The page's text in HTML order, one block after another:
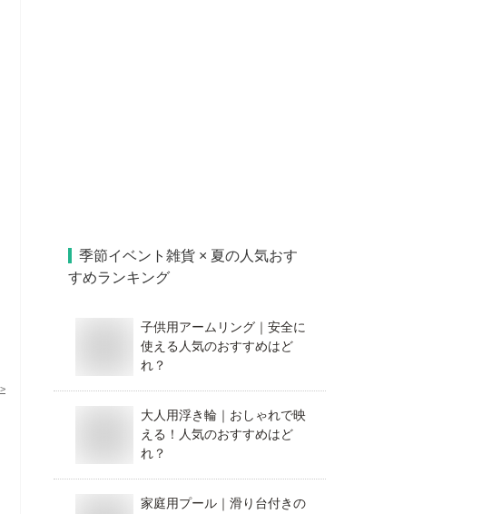
季節イベント雑貨 × 夏の人気おす
すめランキング
子供用アームリング｜安全に
使える人気のおすすめはど
れ？
大人用浮き輪｜おしゃれで映
える！人気のおすすめはど
れ？
家庭用プール｜滑り台付きの